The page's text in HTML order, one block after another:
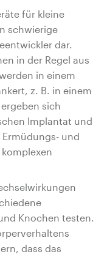
für kleine
schwierige
dar.
in der Regel aus
in einem
z. B. in einem
sich
Implantat und
und
Knochen testen.
dass das